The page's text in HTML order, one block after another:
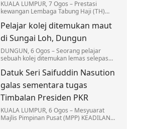
KUALA LUMPUR, 7 Ogos – Prestasi
kewangan Lembaga Tabung Haji (TH)
daripada reformasi institusi berkenaan
yang telah…
Pelajar kolej ditemukan maut
di Sungai Loh, Dungun
DUNGUN, 6 Ogos – Seorang pelajar
sebuah kolej ditemukan lemas selepas
Sungai Loh, Kampung Jongok Batu, Hulu
Dungun…
Datuk Seri Saifuddin Nasution
galas sementara tugas
Timbalan Presiden PKR
KUALA LUMPUR, 6 Ogos – Mesyuarat
Majlis Pimpinan Pusat (MPP) KEADILAN